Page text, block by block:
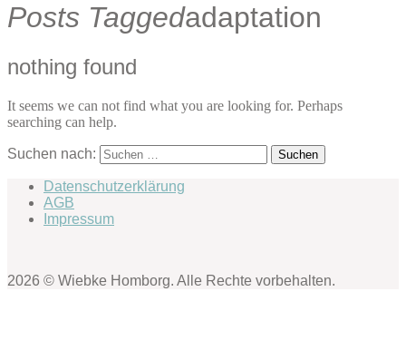
Posts Taggedadaptation
nothing found
It seems we can not find what you are looking for. Perhaps
searching can help.
Suchen nach:
Datenschutzerklärung
AGB
Impressum
2026 © Wiebke Homborg. Alle Rechte vorbehalten.